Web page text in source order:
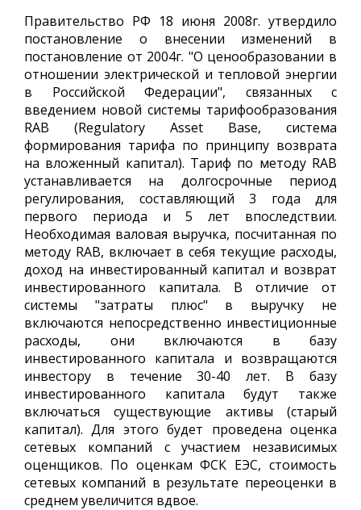
Правительство РФ 18 июня 2008г. утвердило
постановление о внесении изменений в
постановление от 2004г. "О ценообразовании в
отношении электрической и тепловой энергии
в Российской Федерации", связанных с
введением новой системы тарифообразования
RAB (Regulatory Asset Base, система
формирования тарифа по принципу возврата
на вложенный капитал). Тариф по методу RAB
устанавливается на долгосрочные период
регулирования, составляющий 3 года для
первого периода и 5 лет впоследствии.
Необходимая валовая выручка, посчитанная по
методу RAB, включает в себя текущие расходы,
доход на инвестированный капитал и возврат
инвестированного капитала. В отличие от
системы "затраты плюс" в выручку не
включаются непосредственно инвестиционные
расходы, они включаются в базу
инвестированного капитала и возвращаются
инвестору в течение 30-40 лет. В базу
инвестированного капитала будут также
включаться существующие активы (старый
капитал). Для этого будет проведена оценка
сетевых компаний с участием независимых
оценщиков. По оценкам ФСК ЕЭС, стоимость
сетевых компаний в результате переоценки в
среднем увеличится вдвое.